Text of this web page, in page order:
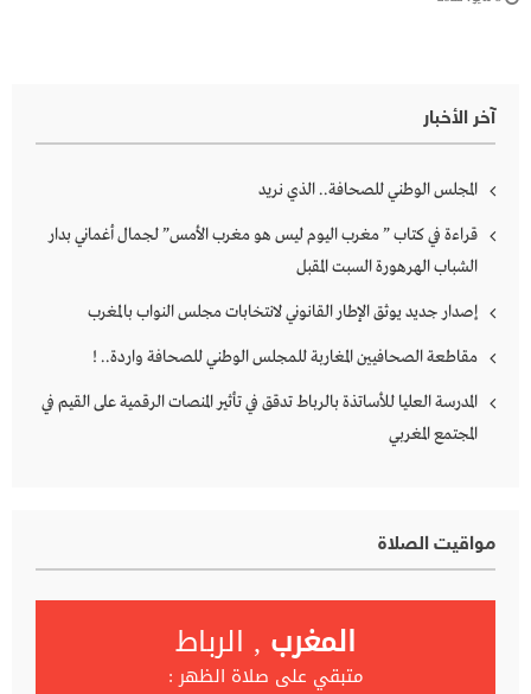
آخر الأخبار
المجلس الوطني للصحافة.. الذي نريد
قراءة في كتاب ” مغرب اليوم ليس هو مغرب الأمس” لجمال أغماني بدار
الشباب الهرهورة السبت المقبل
إصدار جديد يوثق الإطار القانوني لانتخابات مجلس النواب بالمغرب
مقاطعة الصحافيين المغاربة للمجلس الوطني للصحافة واردة.. !
المدرسة العليا للأساتذة بالرباط تدقق في تأثير المنصات الرقمية على القيم في
المجتمع المغربي
مواقيت الصلاة